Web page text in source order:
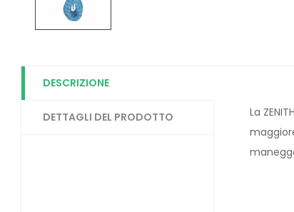
DESCRIZIONE
DETTAGLI DEL PRODOTTO
La